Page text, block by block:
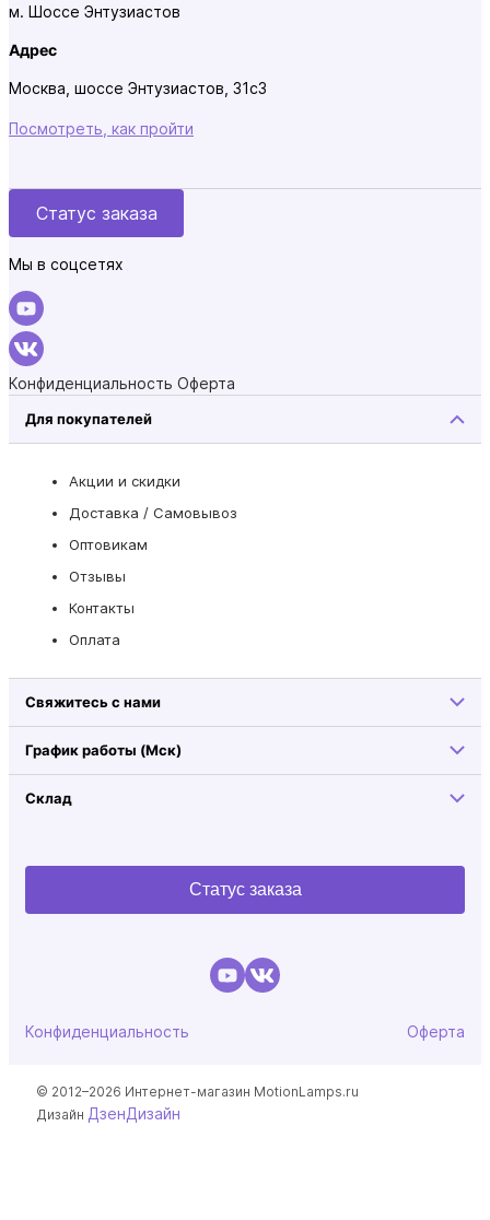
м. Шоссе Энтузиастов
Адрес
Москва, шоссе Энтузиастов, 31с3
Посмотреть, как пройти
Статус заказа
Мы в соцсетях
Конфиденциальность Оферта
Для покупателей
Акции и скидки
Доставка / Самовывоз
Оптовикам
Отзывы
Контакты
Оплата
Свяжитесь с нами
График работы (Мск)
Склад
Статус заказа
Конфиденциальность Оферта
© 2012–2026 Интернет-магазин MotionLamps.ru
Дизайн ДзенДизайн